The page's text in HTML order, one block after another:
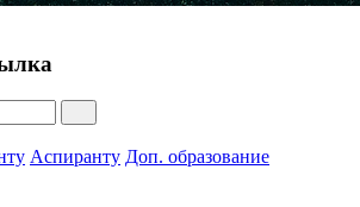
Аспиранту Доп. образование